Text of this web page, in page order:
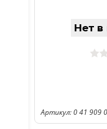
Нет в
Артикул: 0 41 909